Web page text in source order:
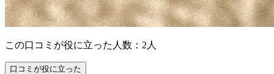
この口コミが役に立った人数：2人
口コミが役に立った